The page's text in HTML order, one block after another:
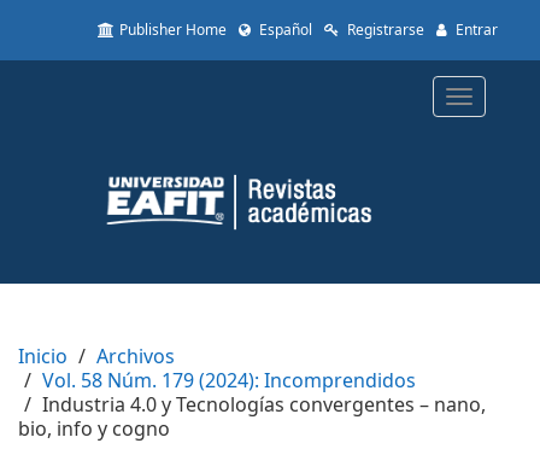
to
Content
Sidebar
Publisher Home Español Registrarse Entrar
Toggle
Inicio
Archivos
Vol. 58 Núm. 179 (2024): Incomprendidos
Industria 4.0 y Tecnologías convergentes – nano,
bio, info y cogno